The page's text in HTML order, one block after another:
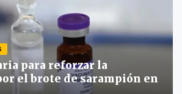
para reforzar la
el brote de sarampión en